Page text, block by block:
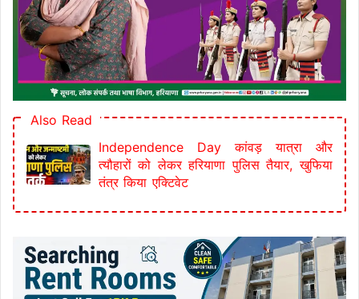
Also Read
Independence Day कांवड़ यात्रा और
त्यौहारों को लेकर हरियाणा पुलिस तैयार, खुफिया
तंत्र किया एक्टिवेट